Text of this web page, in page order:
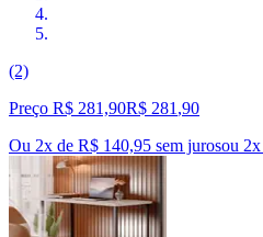
(2)
Preço R$ 281,90R$ 281 ,90
Ou 2x de R$ 140,95 sem jurosou 2x